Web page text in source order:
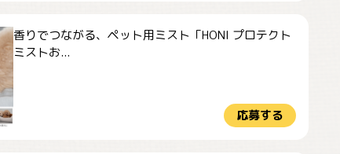
香りでつながる、ペット用ミスト「HONI プロテクト
ミストお...
応募する